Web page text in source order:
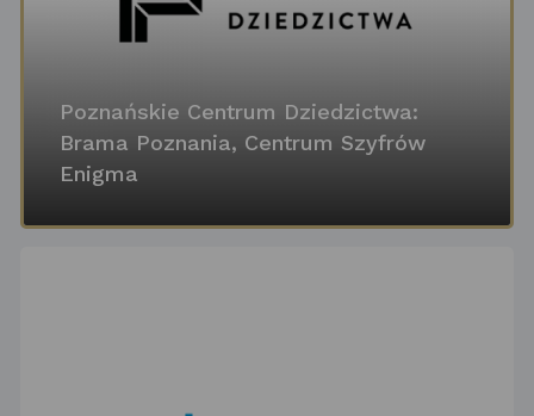
Poznańskie Centrum Dziedzictwa:
Brama Poznania, Centrum Szyfrów
Enigma